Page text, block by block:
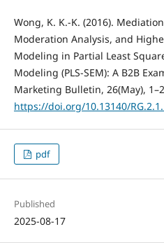
Wong, K. K.-K. (2016).
Moderation Analysis, and
Modeling in Partial Least
Modeling (PLS-SEM): A B2B
Marketing Bulletin, 26(May),
https://doi.org/10.13140/
pdf
Published
2025-08-17